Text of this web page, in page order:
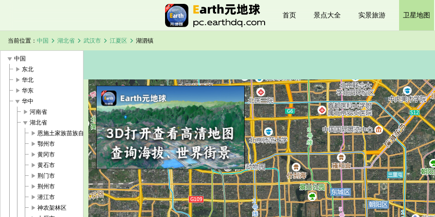
首页 景点大全 实景旅游 卫星地图
当前位置： 中国 chevron_right 湖北省 chevron_right 武汉市 chevron_right 江夏区 chevron_right 湖泗镇
play_arrow 中国
play_arrow 东北
play_arrow 华北
play_arrow 华东
play_arrow 华中
play_arrow 河南省
play_arrow 湖北省
play_arrow 恩施土家族苗族自治州
play_arrow 鄂州市
play_arrow 黄冈市
play_arrow 黄石市
play_arrow 荆门市
play_arrow 荆州市
play_arrow 潜江市
play_arrow 神农架林区
湖泗镇卫星地图加载中，请稍候...